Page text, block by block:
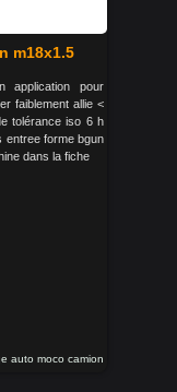
m18x1.5
application pour
faiblement allie <
tolérance iso 6 h
entree forme bgun
dans la fiche
auto moco camion